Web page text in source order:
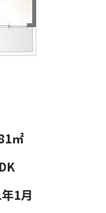
㎡
1月